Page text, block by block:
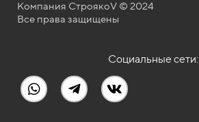
Компания СтроякоV © 2024
Все права защищены
Социальные сети: